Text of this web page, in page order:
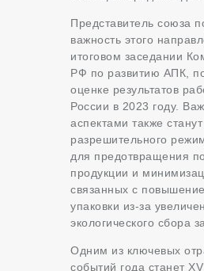
Представитель союза
важность этого
итоговом заседании
РФ по развитию АПК,
оценке результатов
России в 2023 году.
аспектами также
разрешительного
для предотвращения
продукции и
связанных с
упаковки из-за
экологического сбора
Одним из ключевых
событий года станет